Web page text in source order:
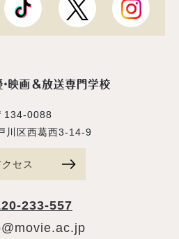
134-0088
川区西葛西3-14-9
クセス
233-557